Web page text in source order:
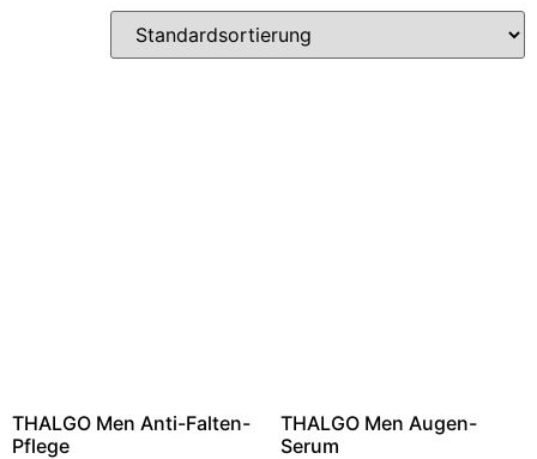
THALGO Men Anti-Falten-
Pflege
THALGO Men Augen-
Serum